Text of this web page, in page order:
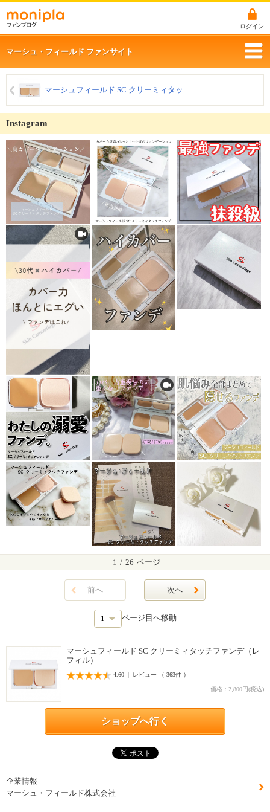
ログイン
マーシュ・フィールド ファンサイト
マーシュフィールド SC クリーミィタッ...
Instagram
1 / 26 ページ
前へ 次へ
ページ目へ移動
マーシュフィールド SC クリーミィタッチファンデ（レ
フィル）
4.60 | レビュー （ 363件 ）
価格：2,800円(税込)
ショップへ行く
企業情報
マーシュ・フィールド株式会社